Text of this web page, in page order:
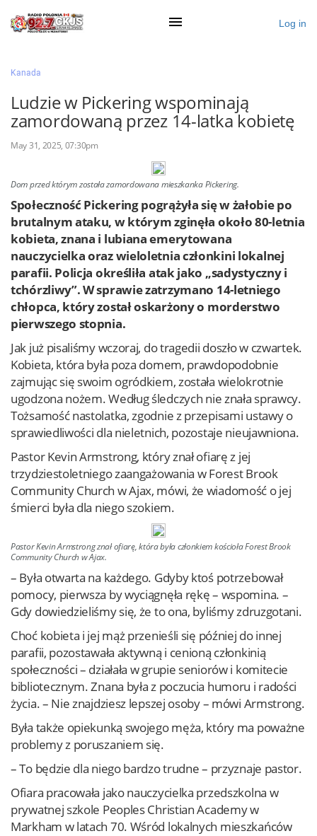
Ogłoś się
Działy
Zaloguj przez Clascal
Log in
Kanada
Ludzie w Pickering wspominają
zamordowaną przez 14-latka kobietę
May 31, 2025, 07:30pm
Dom przed którym została zamordowana mieszkanka Pickering.
Społeczność Pickering pogrążyła się w żałobie po
brutalnym ataku, w którym zginęła około 80-letnia
kobieta, znana i lubiana emerytowana
nauczycielka oraz wieloletnia członkini lokalnej
parafii. Policja określiła atak jako „sadystyczny i
tchórzliwy”. W sprawie zatrzymano 14-letniego
chłopca, który został oskarżony o morderstwo
pierwszego stopnia.
Jak już pisaliśmy wczoraj, do tragedii doszło w czwartek.
Kobieta, która była poza domem, prawdopodobnie
zajmując się swoim ogródkiem, została wielokrotnie
ugodzona nożem. Według śledczych nie znała sprawcy.
Tożsamość nastolatka, zgodnie z przepisami ustawy o
sprawiedliwości dla nieletnich, pozostaje nieujawniona.
Pastor Kevin Armstrong, który znał ofiarę z jej
trzydziestoletniego zaangażowania w Forest Brook
Community Church w Ajax, mówi, że wiadomość o jej
śmierci była dla niego szokiem.
Pastor Kevin Armstrong znał ofiarę, która była członkiem kościoła Forest Brook
Community Church w Ajax.
– Była otwarta na każdego. Gdyby ktoś potrzebował
pomocy, pierwsza by wyciągnęła rękę – wspomina. –
Gdy dowiedzieliśmy się, że to ona, byliśmy zdruzgotani.
Choć kobieta i jej mąż przenieśli się później do innej
parafii, pozostawała aktywną i cenioną członkinią
społeczności – działała w grupie seniorów i komitecie
bibliotecznym. Znana była z poczucia humoru i radości
życia. – Nie znajdziesz lepszej osoby – mówi Armstrong.
Była także opiekunką swojego męża, który ma poważne
problemy z poruszaniem się.
– To będzie dla niego bardzo trudne – przyznaje pastor.
Ofiara pracowała jako nauczycielka przedszkolna w
prywatnej szkole Peoples Christian Academy w
Markham w latach 70. Wśród lokalnych mieszkańców